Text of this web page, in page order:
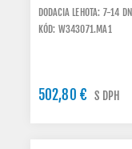
DODACIA LEHOTA: 7-14 DNÍ
KÓD: W343071.MA1
502,80 € S DPH